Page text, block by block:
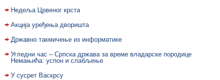
Недељa Црвеног крста
Акција уређења дворишта
Државно такмичење из информатике
Угледни час – Српска држава за време владарске породице
Немањића: успон и слабљење
У сусрет Васкрсу